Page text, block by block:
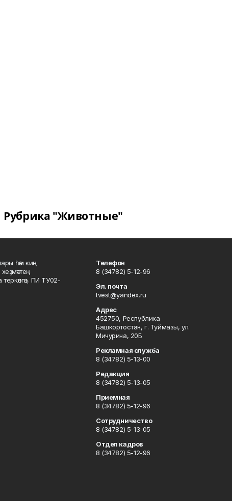
Рубрика "Животные"
һәм киң
ПИ ТУ02-
Телефон
8 (34782) 5-12-96
Эл. почта
tvest@yandex.ru
Адрес
452750, Республика
Башкортостан, г. Туймазы, ул.
Мичурина, 20Б
Рекламная служба
8 (34782) 5-13-00
Редакция
8 (34782) 5-13-05
Приемная
8 (34782) 5-12-96
Сотрудничество
8 (34782) 5-13-05
Отдел кадров
8 (34782) 5-12-96